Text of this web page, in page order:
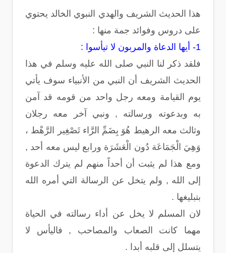
هذا الحديث الشريف والهدي النبوي الخالد يحتوي
على دروس وفوائد جمة منها :
1- أيها الدعاة والمربون لا تيأسوا :
فلقد ذكر لنا النبي صلى الله عليه وسلم في هذا
الحديث الشريف أن النبي من الأنبياء سوف يأتي
يوم القيامة ومعه رجل واحد من قومه قد آمن
به وبدعوته ورسالته , ونبي آخر معه رجلان
وثالث معه الرهيط هُوَ بِضَمِّ الرَّاء تَصْغِير الرَّهْط ،
وَهِيَ الْجَمَاعَة دُون الْعَشَرَة ورابع ليس معه أحد ,
ومع هذا لم يثبت أن أحداً منهم لم يترك الدعوة
إلى الله , ولم يتخل عن الرسالة التي أمره الله
بتبليغها .
لان المسلم لا يخل عن أداء رسالته في الحياة
مهما كانت الصعاب والمصاحب , فاليأس لا
يتسلل إلى قلبه أبدا .